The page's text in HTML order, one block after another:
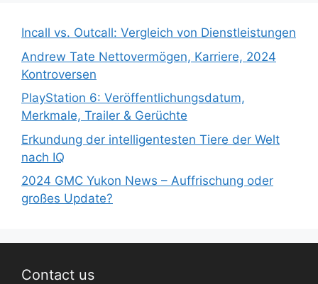
Incall vs. Outcall: Vergleich von Dienstleistungen
Andrew Tate Nettovermögen, Karriere, 2024
Kontroversen
PlayStation 6: Veröffentlichungsdatum,
Merkmale, Trailer & Gerüchte
Erkundung der intelligentesten Tiere der Welt
nach IQ
2024 GMC Yukon News – Auffrischung oder
großes Update?
Contact us